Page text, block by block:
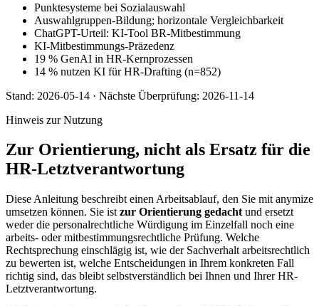
Punktesysteme bei Sozialauswahl
Auswahlgruppen-Bildung; horizontale Vergleichbarkeit
ChatGPT-Urteil: KI-Tool BR-Mitbestimmung
KI-Mitbestimmungs-Präzedenz
19 % GenAI in HR-Kernprozessen
14 % nutzen KI für HR-Drafting (n=852)
Stand: 2026-05-14 · Nächste Überprüfung: 2026-11-14
Hinweis zur Nutzung
Zur Orientierung, nicht als Ersatz für die
HR-Letztverantwortung
Diese Anleitung beschreibt einen Arbeitsablauf, den Sie mit anymize
umsetzen können. Sie ist zur Orientierung gedacht und ersetzt
weder die personalrechtliche Würdigung im Einzelfall noch eine
arbeits- oder mitbestimmungsrechtliche Prüfung. Welche
Rechtsprechung einschlägig ist, wie der Sachverhalt arbeitsrechtlich
zu bewerten ist, welche Entscheidungen in Ihrem konkreten Fall
richtig sind, das bleibt selbstverständlich bei Ihnen und Ihrer HR-
Letztverantwortung.